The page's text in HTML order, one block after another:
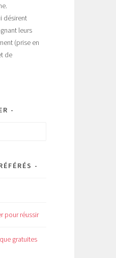
désirent
leurs
(prise en
de
pour réussir
gratuites